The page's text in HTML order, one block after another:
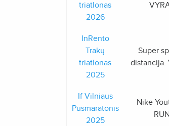
triatlonas
2026
InRento
Trakų
triatlonas
2025
Super
distancija.
If Vilniaus
Pusmaratonis
2025
Nike
RUN